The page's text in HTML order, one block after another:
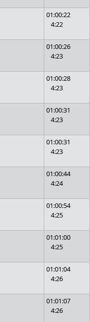
01:00:22
4:22
01:00:26
4:23
01:00:28
4:23
01:00:31
4:23
01:00:31
4:23
01:00:44
4:24
01:00:54
4:25
01:01:00
4:25
01:01:04
4:26
01:01:07
4:26